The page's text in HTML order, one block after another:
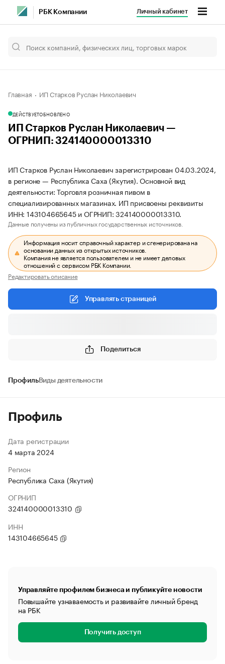
РБК Компании Личный кабинет
Главная ИП Старков Руслан Николаевич
ДЕЙСТВУЕТОБНОВЛЕНО
ИП Старков Руслан Николаевич —
ОГРНИП: 324140000013310
ИП Старков Руслан Николаевич зарегистрирован 04.03.2024,
в регионе — Республика Саха (Якутия). Основной вид
деятельности: Торговля розничная пивом в
специализированных магазинах. ИП присвоены реквизиты
ИНН: 143104665645 и ОГРНИП: 324140000013310.
Данные получены из публичных государственных источников.
Информация носит справочный характер и сгенерирована на
основании данных из открытых источников.
Компания не является пользователем и не имеет деловых
отношений с сервисом РБК Компании.
Редактировать описание
Управлять страницей
Поделиться
ПрофильВиды деятельности
Профиль
Дата регистрации
4 марта 2024
Регион
Республика Саха (Якутия)
ОГРНИП
324140000013310
ИНН
143104665645
Управляйте профилем бизнеса и публикуйте новости
Повышайте узнаваемость и развивайте личный бренд
на РБК
Получить доступ